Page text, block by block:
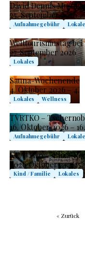
Dávid Dennis
25. September 2026 –
Aufnahmegebühr
Welttourismustag
27. September 2026 –
Lokales
Sauna-Wochenende
4. Oktober 2026 – 4.
Lokales Wellness
TVRTKO –
16. Oktober 2026 – 16.
Aufnahmegebühr
KEA-Tage - Eliza-
2026 Oktober 23 - 25.
Kind / Familie Lokales
« Zurück